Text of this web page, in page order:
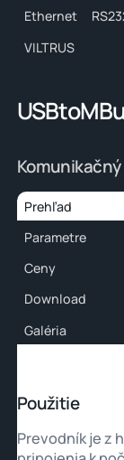
Ethernet
VILTRUS
Komunikačný
Prehľad
Parametre
Ceny
Download
Galéria
Použitie
Prevodník je z